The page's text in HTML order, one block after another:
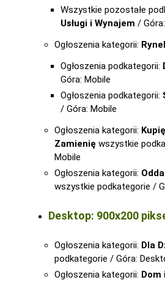
Wszystkie pozostałe
Usługi i Wynajem /
Ogłoszenia kategorii:
Ogłoszenia podkategorii:
Góra: Mobile
Ogłoszenia podkategorii:
/ Góra: Mobile
Ogłoszenia kategorii:
Zamienię wszystkie
Mobile
Ogłoszenia kategorii:
wszystkie podkategorie /
Desktop: 900x200
Ogłoszenia kategorii: Dla
podkategorie / Góra:
Ogłoszenia kategorii: Dom